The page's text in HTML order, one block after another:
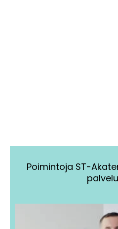
Poimintoja ST-